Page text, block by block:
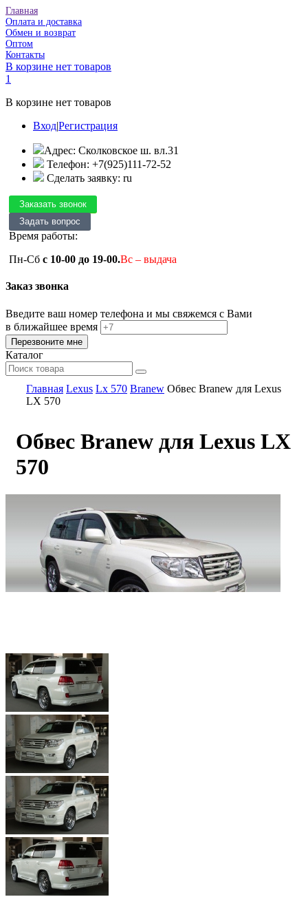
Главная
Оплата и доставка
Обмен и возврат
Оптом
Контакты
В корзине нет товаров
1
В корзине нет товаров
Вход|Регистрация
Адрес: Сколковское ш. вл.31
Телефон: +7(925)111-72-52
Сделать заявку: ru
Время работы:
Пн-Сб с 10-00 до 19-00.Вс – выдача
Заказ звонка
Введите ваш номер телефона и мы свяжемся с Вами
в ближайшее время
Каталог
Главная Lexus Lx 570 Branew Обвес Branew для Lexus
LX 570
Обвес Branew для Lexus LX
570